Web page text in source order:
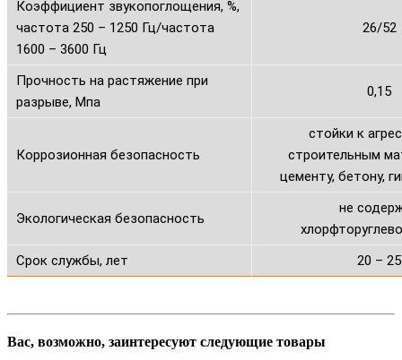
Коэффициент звукопоглощения, %,
частота 250 – 1250 Гц/частота
1600 – 3600 Гц
26/52
Прочность на растяжение при
разрыве, Мпа
0,15
Коррозионная безопасность
стойки к
строительным
цементу, бетону,
Экологическая безопасность
не
Срок службы, лет
20 – 25
Вас, возможно, заинтересуют следующие товары